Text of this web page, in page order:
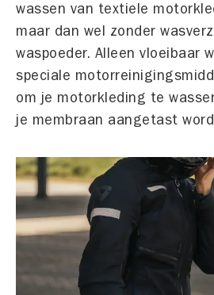
wassen van textiele
maar dan wel zonder
waspoeder. Alleen vloeibaar
speciale
om je motorkleding te
je membraan aangetast